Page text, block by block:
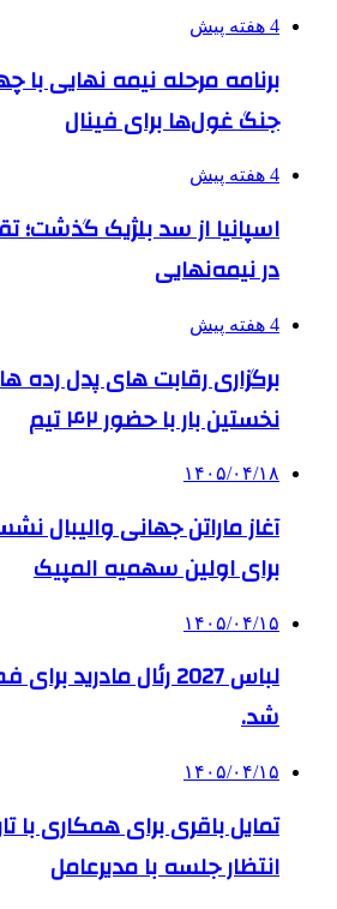
4 هفته پیش
برنامه مرحله نیمه نهایی
جنگ غول‌ها برای فینال
4 هفته پیش
اسپانیا از سد بلژیک گذشت؛
در نیمه‌نهایی
4 هفته پیش
برگزاری رقابت های پدل رده
نخستین بار با حضور ۴۲ تیم
۱۴۰۵/۰۴/۱۸
آغاز ماراتن جهانی والیبال
برای اولین سهمیه المپیک
۱۴۰۵/۰۴/۱۵
لباس 2027 رئال
شد.
۱۴۰۵/۰۴/۱۵
تمایل باقری برای همکاری با
انتظار جلسه با مدیرعامل